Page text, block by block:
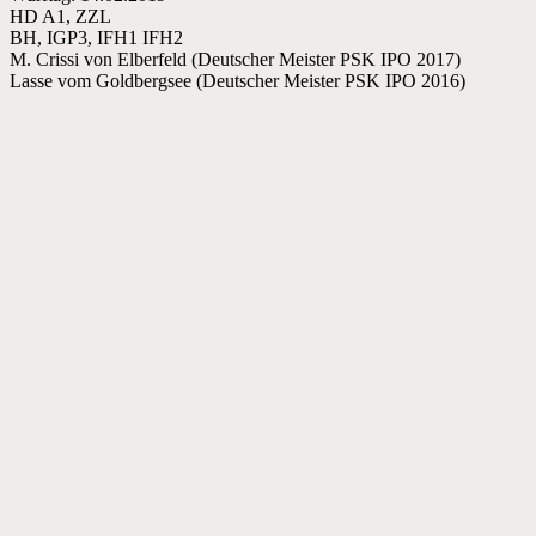
HD A1, ZZL
BH, IGP3, IFH1 IFH2
M. Crissi von Elberfeld (Deutscher Meister PSK IPO 2017)
Lasse vom Goldbergsee (Deutscher Meister PSK IPO 2016)